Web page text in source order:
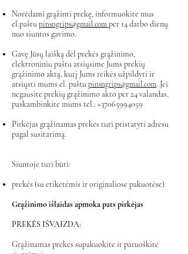
Norėdami grąžinti prekę, informuokite mus
el.paštupinsngrips@gmail.comper 14 darbo dienų
nuo siuntos gavimo.
Gavę Jūsų laišką dėl prekės grąžinimo,
elektroniniu paštu atsiųsime Jums prekių
grąžinimo aktą, kurį Jums reikės užpildyti ir
atsiųsti mums el. paštupinsngrips@gmail.com. Jei
negausite prekių grąžinimo akto per 24 valandas,
paskambinkite mums tel.: +37065994059
Pirkėjas grąžinamas prekes turi pristatyti adresu
pagal susitarimą.
Siuntoje turi būti:
prekės (su etiketėmis ir originaliose pakuotėse)
Grąžinimo išlaidas apmoka pats pirkėjas
PREKĖS IŠVAIZDA:
Grąžinamas prekes supakuokite ir paruoškite